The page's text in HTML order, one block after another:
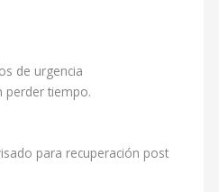
de urgencia
perder tiempo.
para recuperación post